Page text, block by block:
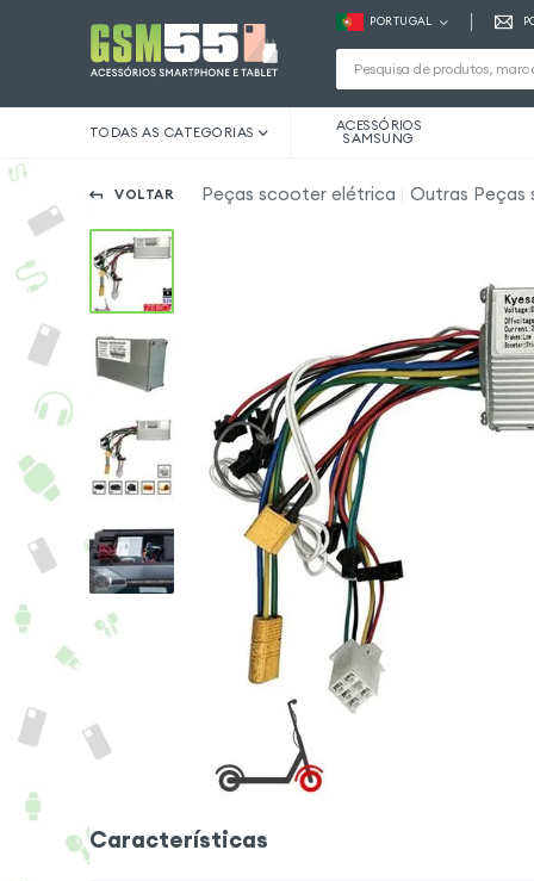
PORTUGAL
TODAS AS CATEGORIAS ACESSÓRIOS
SAMSUNG
VOLTAR Peças scooter elétrica Outras
Características